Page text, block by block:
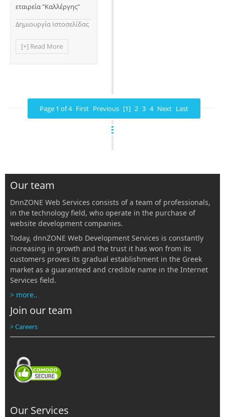
εταιρεία "Καλλέργης"
Δημιουργία Ιστοσελίδας
[+] Read More
Page 1 of 4 First Previous [1] 2 3 4 Next Last
Our team
DnnZONE Web Services consists of a team of professionals,
in the technology field, who operate in the purchase of
website development companies.
Today, dnnZONE Web Development Services is constantly
increasing in growth and the trust it has won from its
customers proves its gradual establishment in the Greek
market as a guaranteed and credible name in the Internet
Services field.
> more..
Join our team
> Careers
Our Services